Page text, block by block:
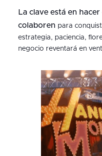
La clave está en
colaboren para
estrategia, paciencia,
negocio reventará en